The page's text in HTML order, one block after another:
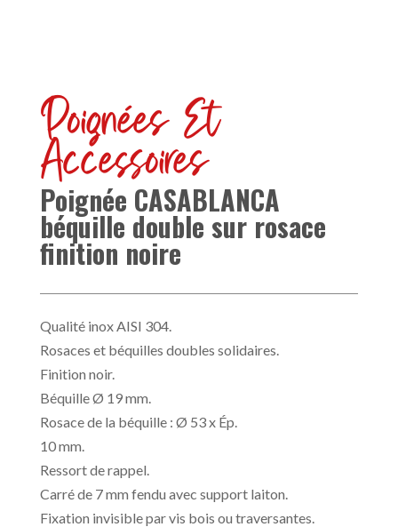
Poignées Et
Accessoires
Poignée CASABLANCA
béquille double sur rosace
finition noire
Qualité inox AISI 304.
Rosaces et béquilles doubles solidaires.
Finition noir.
Béquille Ø 19 mm.
Rosace de la béquille : Ø 53 x Ép.
10 mm.
Ressort de rappel.
Carré de 7 mm fendu avec support laiton.
Fixation invisible par vis bois ou traversantes.